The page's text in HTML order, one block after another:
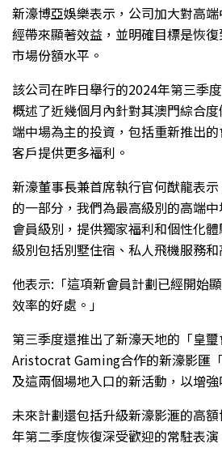
新濠博亞娛樂表示，公司加大對高
經帶來顯著效益，並明確目標是恢
市場份額水平。
該公司在昨日舉行的2024年第三季
概述了近幾個月內針對其澳門綜合
端中場為主的投資，包括重新推出
客戶提供更多福利。
新濠董事長兼首席執行官何猷龍表
的一部分，我們為最高級別的高端
會員級別，提供獨家福利和個性化體
級別包括別墅住宿、私人飛機服務和
他表示:「這項新會員計劃已經開始
效率的好處。」
第三季度還推出了新濠天地的「皇
Aristocrat Gaming合作的新濠影匯「
及這兩個場地入口的新活動，以增強
未來計劃還包括升級新濠影滙的高
年第二季度恢復深受歡迎的常駐表演